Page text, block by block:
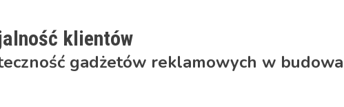
klientów
gadżetów reklamowych w